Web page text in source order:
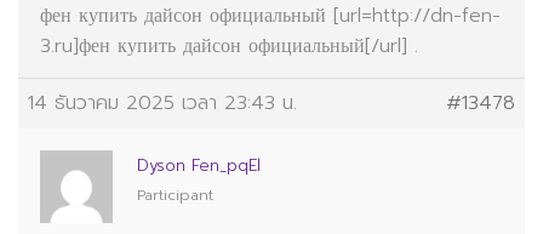
фен купить дайсон официальный [url=http://dn-fen-
3.ru]фен купить дайсон официальный[/url] .
14 ธันวาคม 2025 เวลา 23:43 น.
#13478
Dyson Fen_pqEl
Participant